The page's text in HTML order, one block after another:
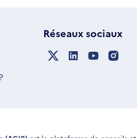
Réseaux sociaux